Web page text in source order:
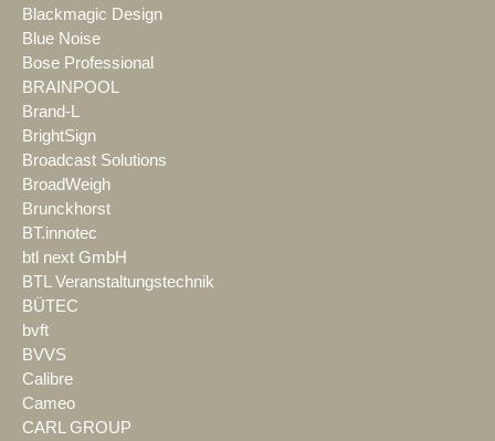
Blackmagic Design
Blue Noise
Bose Professional
BRAINPOOL
Brand-L
BrightSign
Broadcast Solutions
BroadWeigh
Brunckhorst
BT.innotec
btl next GmbH
BTL Veranstaltungstechnik
BÜTEC
bvft
BVVS
Calibre
Cameo
CARL GROUP